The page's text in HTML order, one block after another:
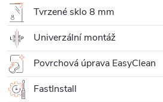
Tvrzené sklo 8 mm
Univerzální montáž
Povrchová úprava EasyClean
FastInstall